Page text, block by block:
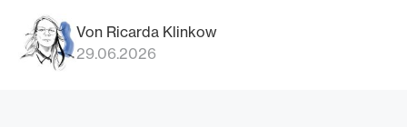
Von Ricarda Klinkow
29.06.2026